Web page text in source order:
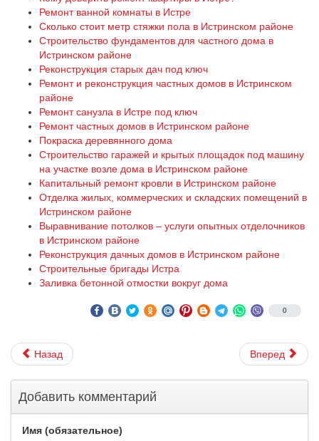
Ремонт ванной комнаты в Истре
Сколько стоит метр стяжки пола в Истринском районе
Строительство фундаментов для частного дома в
Истринском районе
Реконструкция старых дач под ключ
Ремонт и реконструкция частных домов в Истринском
районе
Ремонт санузла в Истре под ключ
Ремонт частных домов в Истринском районе
Покраска деревянного дома
Строительство гаражей и крытых площадок под машину
на участке возле дома в Истринском районе
Капитальный ремонт кровли в Истринском районе
Отделка жилых, коммерческих и складских помещений в
Истринском районе
Выравнивание потолков – услуги опытных отделочников
в Истринском районе
Реконструкция дачных домов в Истринском районе
Строительные бригады Истра
Заливка бетонной отмостки вокруг дома
0
Назад Вперед
Добавить комментарий
Имя (обязательное)